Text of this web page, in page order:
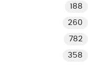
188
260
782
358